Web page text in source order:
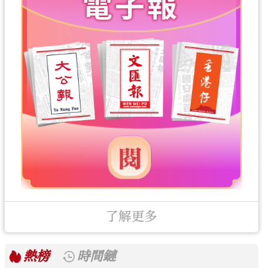
了解更多
熱榜
時間鏈